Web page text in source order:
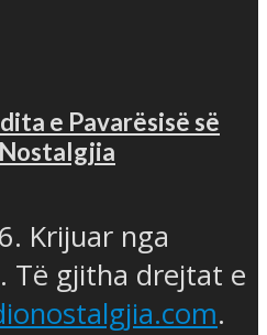
e Pavarësisë së
Krijuar nga
. Të gjitha drejtat e
.